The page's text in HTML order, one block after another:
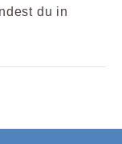
du in